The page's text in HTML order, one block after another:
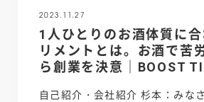
2023.11.27
1人ひとりのお酒体質に
リメントとは。お酒で苦
ら創業を決意｜BOOST
自己紹介・会社紹介 杉本：みな